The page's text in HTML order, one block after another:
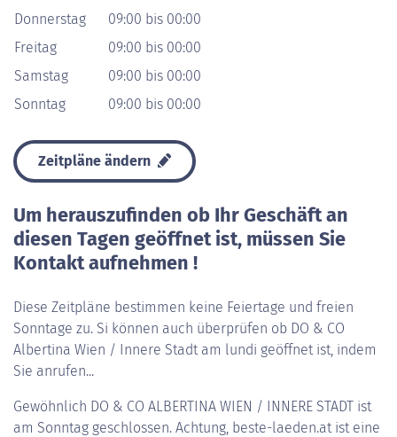
Donnerstag
09:00 bis 00:00
Freitag
09:00 bis 00:00
Samstag
09:00 bis 00:00
Sonntag
09:00 bis 00:00
Zeitpläne ändern
Um herauszufinden ob Ihr Geschäft an
diesen Tagen geöffnet ist, müssen Sie
Kontakt aufnehmen !
Diese Zeitpläne bestimmen keine Feiertage und freien
Sonntage zu. Si können auch überprüfen ob DO & CO
Albertina Wien / Innere Stadt am lundi geöffnet ist, indem
Sie anrufen...
Gewöhnlich DO & CO ALBERTINA WIEN / INNERE STADT ist
am Sonntag geschlossen. Achtung, beste-laeden.at ist eine